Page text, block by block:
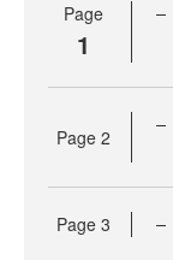
Page
1
Page 2
Page 3